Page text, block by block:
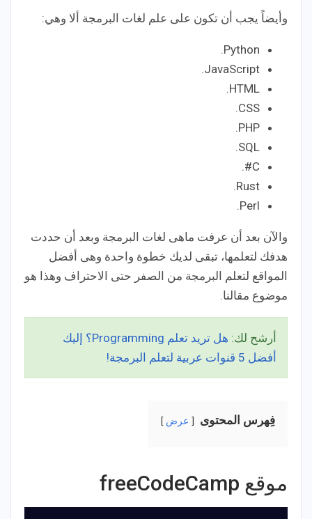
وأيضاً يجب أن تكون على علم لغات البرمجة ألا وهي:
Python.
JavaScript.
HTML.
CSS.
PHP.
SQL.
C#.
Rust.
Perl.
والآن بعد أن عرفت ماهى لغات البرمجة وبعد أن حددت
هدفك لتعلمها، تبقى لديك خطوة واحدة وهى أفضل
المواقع لتعلم البرمجة من الصفر حتى الاحتراف وهذا هو
موضوع مقالنا.
أرشح لك:
هل تريد تعلم Programming؟ إليك
أفضل 5 قنوات عربية لتعلم البرمجة!
فِهرس المحتوى عرض
موقع freeCodeCamp